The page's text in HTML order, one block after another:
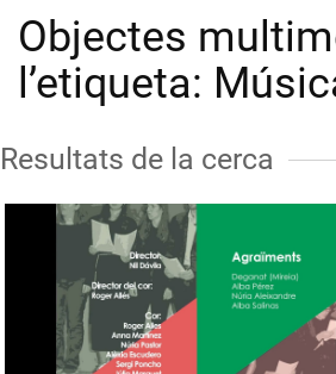
Objectes
l’etiqueta:
Resultats de la cerca